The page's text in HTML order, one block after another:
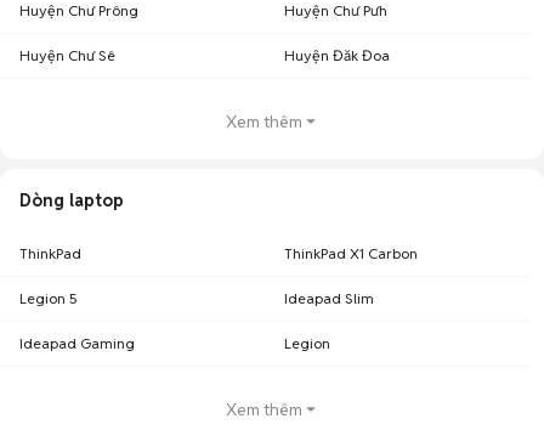
Huyện Chư Prông Huyện Chư Pưh
Huyện Chư Sê Huyện Đăk Đoa
Xem thêm
Dòng laptop
ThinkPad ThinkPad X1 Carbon
Legion 5 Ideapad Slim
Ideapad Gaming Legion
Xem thêm